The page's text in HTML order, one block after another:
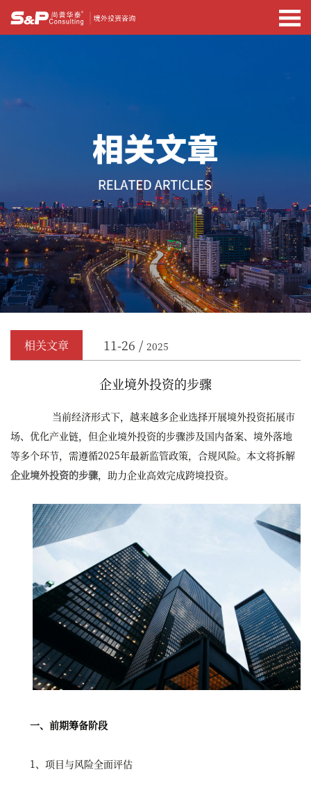
相关文章 11-26 / 2025
企业境外投资的步骤
当前经济形式下，越来越多企业选择开展境外投资拓展市
场、优化产业链，但企业境外投资的步骤涉及国内备案、境外落地
等多个环节，需遵循2025年最新监管政策，合规风险。本文将拆解
企业境外投资的步骤，助力企业高效完成跨境投资。
一、前期筹备阶段
1、项目与风险全面评估